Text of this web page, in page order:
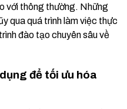
với thông thường. Những
qua quá trình làm việc thực
đào tạo chuyên sâu về
để tối ưu hóa